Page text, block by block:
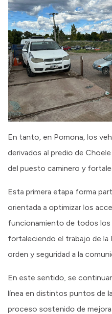
En tanto, en Pomona, los
derivados al predio de
del puesto caminero y
Esta primera etapa forma
orientada a optimizar los
funcionamiento de todos los
fortaleciendo el trabajo de la
orden y seguridad a la
En este sentido, se
línea en distintos puntos de
proceso sostenido de